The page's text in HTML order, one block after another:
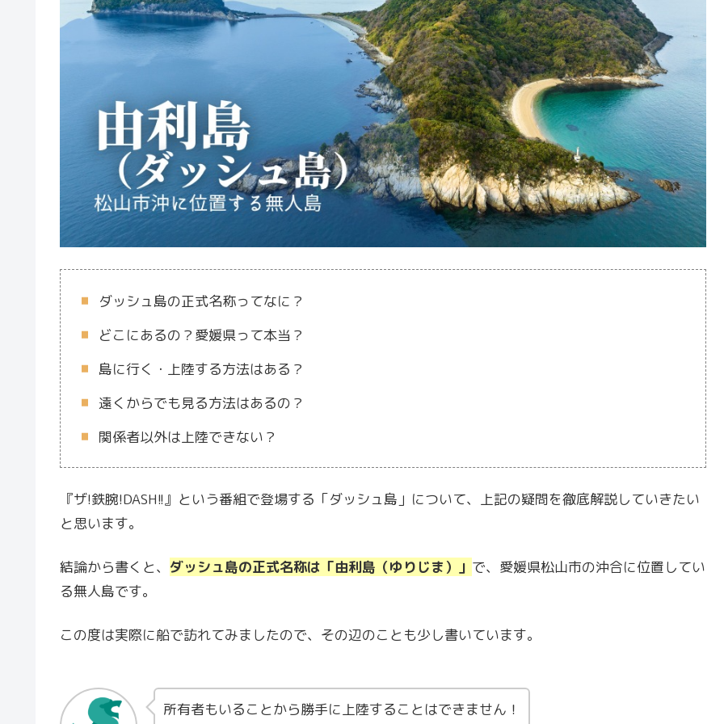
ダッシュ島の正式名称ってなに？
どこにあるの？愛媛県って本当？
島に行く・上陸する方法はある？
遠くからでも見る方法はあるの？
関係者以外は上陸できない？
『ザ!鉄腕!DASH!!』という番組で登場する「ダッシュ島」について、上記の疑問を徹底解説していきたい
と思います。
結論から書くと、 ダッシュ島の正式名称は「由利島（ゆりじま）」 で、愛媛県松山市の沖合に位置してい
る無人島です。
この度は実際に船で訪れてみましたので、その辺のことも少し書いています。
所有者もいることから勝手に上陸することはできません！